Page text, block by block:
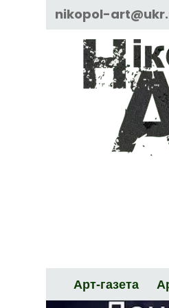
nikopol-
Арт-газета